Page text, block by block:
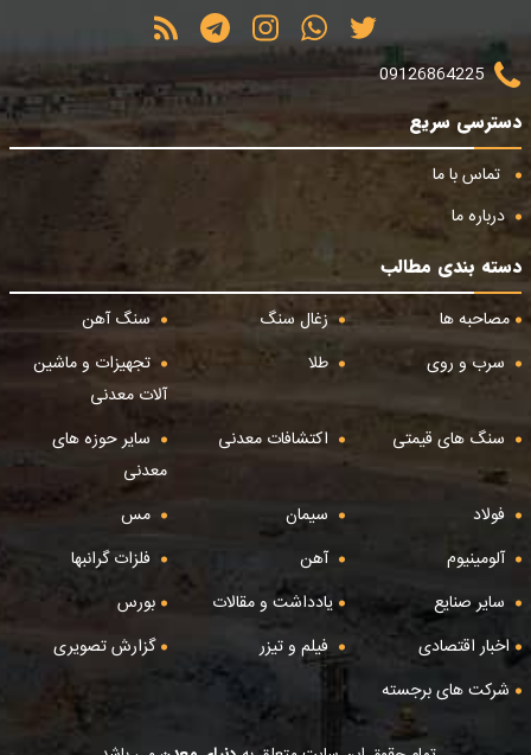
09126864225
دسترسی سریع
تماس با ما
درباره ما
دسته بندی مطالب
مصاحبه ها
زغال سنگ
سنگ آهن
سرب و روی
طلا
تجهیزات و ماشین
آلات معدنی
سنگ های قیمتی
اکتشافات معدنی
سایر حوزه های
معدنی
فولاد
سیمان
مس
آلومینیوم
آهن
فلزات گرانبها
سایر صنایع
یادداشت و مقالات
بورس
اخبار اقتصادی
فیلم و تیزر
گزارش تصویری
شرکت های برجسته